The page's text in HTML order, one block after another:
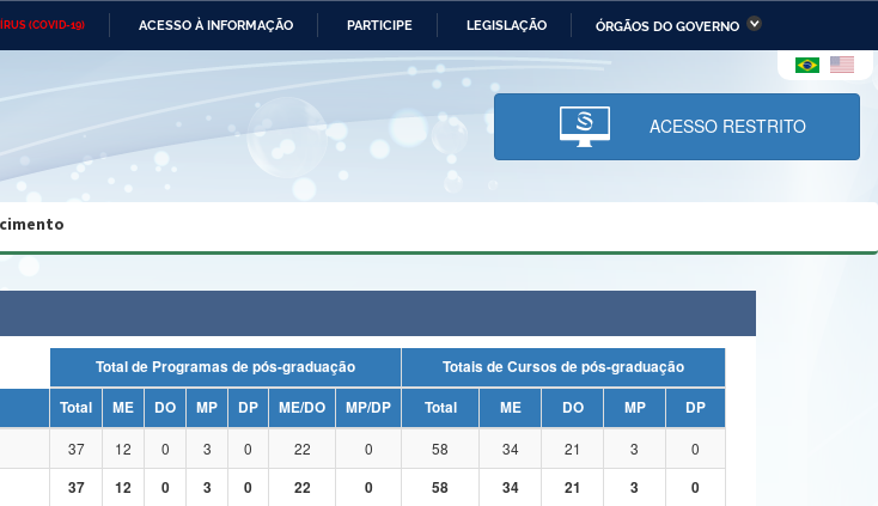
(COVID-19) ACESSO À INFORMAÇÃO PARTICIPE LEGISLAÇÃO ÓRGÃOS DO GOVERNO
Ministério das Relações Ministério da Economia Ministério da Infraestrutura
Ministério da Ciência,
Tecnologia, Inovações e
Comunicações
e dos Direitos Humanos
Banco Central do Brasil Planalto
ACESSO RESTRITO
Total de Programas de pós-graduação
Totais de Cursos de pós-graduação
Total ME DO MP DP ME/DO MP/DP Total ME DO MP
DP
37 12 0 3 0 22 0 58 34 21 3
0
37 12 0 3 0 22 0 58 34 21 3 0